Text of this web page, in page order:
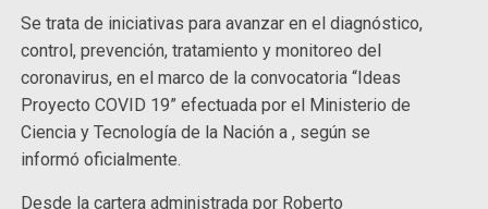
Se trata de iniciativas para avanzar en el diagnóstico,
control, prevención, tratamiento y monitoreo del
coronavirus, en el marco de la convocatoria “Ideas
Proyecto COVID 19” efectuada por el Ministerio de
Ciencia y Tecnología de la Nación a , según se
informó oficialmente.
Desde la cartera administrada por Roberto